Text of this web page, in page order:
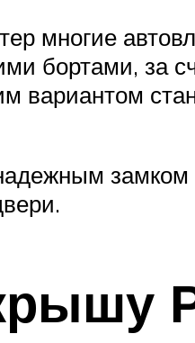
многие
бортами, за
вариантом
замком